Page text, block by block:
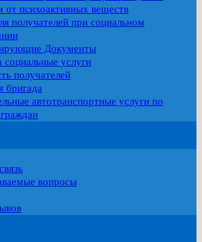
от психоактивных веществ
получателей при социальном
Документы
услуги
получателей
бригада
автотранспортные услуги по
вопросы